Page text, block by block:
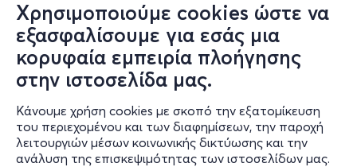
Χρησιμοποιούμε cookies ώστε να
εξασφαλίσουμε για εσάς μια
κορυφαία εμπειρία πλοήγησης
στην ιστοσελίδα μας.
Κάνουμε χρήση cookies με σκοπό την εξατομίκευση
του περιεχομένου και των διαφημίσεων, την παροχή
λειτουργιών μέσων κοινωνικής δικτύωσης και την
ανάλυση της επισκεψιμότητας των ιστοσελίδων μας.
Πληροφορίες
Υποστήριξη
Stay Connected